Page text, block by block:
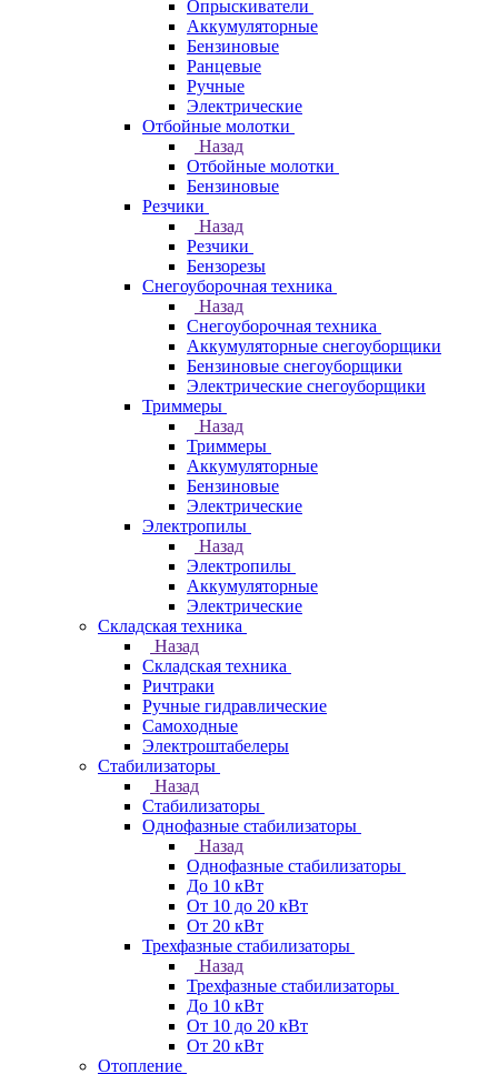
Опрыскиватели
Аккумуляторные
Бензиновые
Ранцевые
Ручные
Электрические
Отбойные молотки
Назад
Отбойные молотки
Бензиновые
Резчики
Назад
Резчики
Бензорезы
Снегоуборочная техника
Назад
Снегоуборочная техника
Аккумуляторные снегоуборщики
Бензиновые снегоуборщики
Электрические снегоуборщики
Триммеры
Назад
Триммеры
Аккумуляторные
Бензиновые
Электрические
Электропилы
Назад
Электропилы
Аккумуляторные
Электрические
Складская техника
Назад
Складская техника
Ричтраки
Ручные гидравлические
Самоходные
Электроштабелеры
Стабилизаторы
Назад
Стабилизаторы
Однофазные стабилизаторы
Назад
Однофазные стабилизаторы
До 10 кВт
От 10 до 20 кВт
От 20 кВт
Трехфазные стабилизаторы
Назад
Трехфазные стабилизаторы
До 10 кВт
От 10 до 20 кВт
От 20 кВт
Отопление